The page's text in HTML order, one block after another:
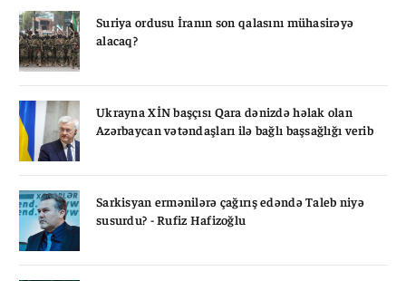
Suriya ordusu İranın son qalasını mühasirəyə
alacaq?
Ukrayna XİN başçısı Qara dənizdə həlak olan
Azərbaycan vətəndaşları ilə bağlı başsağlığı verib
Sarkisyan ermənilərə çağırış edəndə Taleb niyə
susurdu? - Rufiz Hafizoğlu